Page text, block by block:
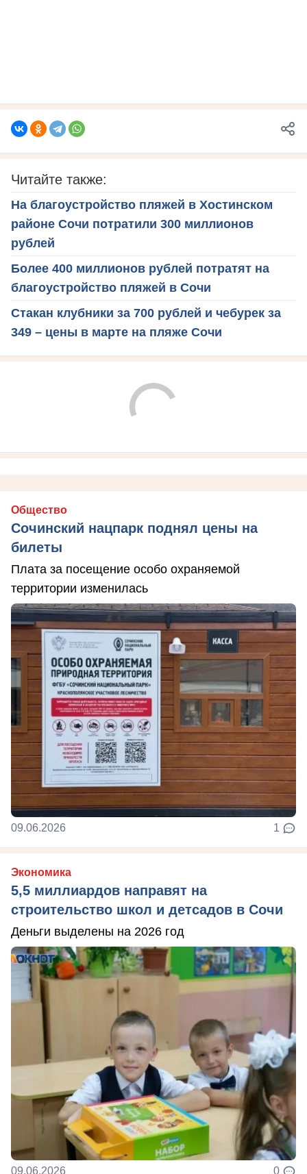
Читайте также:
На благоустройство пляжей в Хостинском
районе Сочи потратили 300 миллионов
рублей
Более 400 миллионов рублей потратят на
благоустройство пляжей в Сочи
Стакан клубники за 700 рублей и чебурек за
349 – цены в марте на пляже Сочи
Общество
Сочинский нацпарк поднял цены на
билеты
Плата за посещение особо охраняемой
территории изменилась
09.06.2026 1
Экономика
5,5 миллиардов направят на
строительство школ и детсадов в Сочи
Деньги выделены на 2026 год
09.06.2026 0